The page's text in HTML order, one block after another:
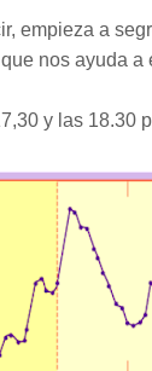
empieza a
nos ayuda
y las